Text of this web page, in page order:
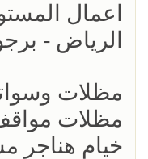
اعمال
الرياض -
مظلات
مظلات
خيام هناجر